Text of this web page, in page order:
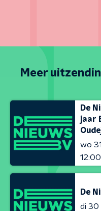
Meer
De
jaar
wo
De
di 30